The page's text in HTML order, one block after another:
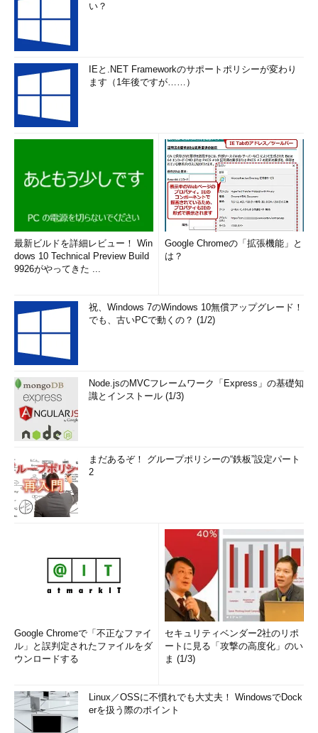
表1 非機能要求とHadoop
システムアーキテクチャ
ることが一般的です。しかし、数百台のサーバで構成されるクラ
ですから、プロジェクトの予算に合ったレベルで、どの程度のシ
ステムを持てばいいのかを検討しなければいけません。本番環境
の設計で考慮すべき4項目は以下の通りです。どのようなクラス
タ構成を検討すべきかについては後述します。
【1】クラスタ管理
一般的なシステムと同様に、システムの起動、停止はどのよう
に行うのか、監視はどのように行うのかなどについて設計を行う
Hadoopクラスタの場合は、数十台から数百台規模のサーバを
連携して稼働させますので、これらのサーバでハードウェア障害
が発生した場合の入れ替え方法などについても検討が必要です。
き、予備の機材をどの程度確保しておくかなども検討した方がい
いでしょう。耐障害性と高可用性はどのように確保するのか、バ
ックアップとリストアはどうするのかなどについても考える必要
があります。
【2】リソース管理
Hadoopでは、複数のサーバを連携させた上で、それらのリソ
ース（CPUやメモリ、ストレージ容量など）をユーザーやアプリ
く設計するのではなく、2つ目のプロジェクトが稼働する際にリ
ソース配分の設計をする方がいいでしょう。
また、クラスタ管理とも関連しますが、もしリソースが不足し
た場合にサーバの台数をどの程度増設するかの拡張プランも検討
が必要です。この際にデータセンターの空きに余裕があるかなど
を確認する必要があります。増設が厳しいのであれば、データセ
ンターの移転も検討する必要が出てくるでしょう。あらかじめど
【3】セキュリティ管理
企業の事業データを扱うのですから、当然、厳しいセキュリテ
い？
IEと.NET Frameworkのサポートポリシーが変わり
ます（1年後ですが……）
最新ビルドを詳細レビュー！ Win
dows 10 Technical Preview Build
9926がやってきた ...
Google Chromeの「拡張機能」と
は？
祝、Windows 7のWindows 10無償アップグレード！
でも、古いPCで動くの？ (1/2)
Node.jsのMVCフレームワーク「Express」の基礎知
識とインストール (1/3)
まだあるぞ！ グループポリシーの“鉄板”設定パート
2
Google Chromeで「不正なファイ
ル」と誤判定されたファイルをダ
ウンロードする
セキュリティベンダー2社のリポ
ートに見る「攻撃の高度化」のい
ま (1/3)
Linux／OSSに不慣れでも大丈夫！ WindowsでDock
erを扱う際のポイント